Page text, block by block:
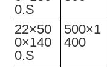
0.S
22×50
0×140
0.S
500×1
400